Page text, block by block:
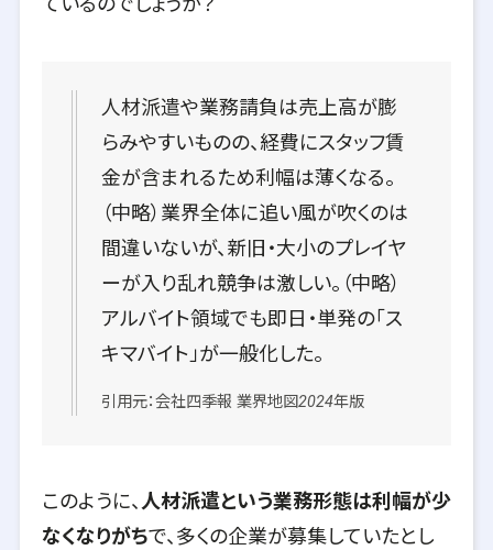
人材派遣や業務請負は売上高が膨
らみやすいものの、経費にスタッフ賃
金が含まれるため利幅は薄くなる。
（中略）業界全体に追い風が吹くのは
間違いないが、新旧・大小のプレイヤ
ーが入り乱れ競争は激しい。（中略）
アルバイト領域でも即日・単発の「ス
キマバイト」が一般化した。
引用元：会社四季報 業界地図2024年版
このように、人材派遣という業務形態は利幅が少
なくなりがちで、多くの企業が募集していたとし